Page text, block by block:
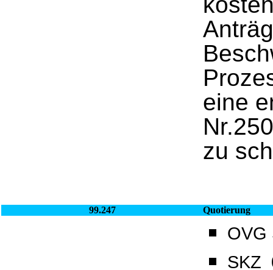
eine
zu
99.247 Quotierung
OVG